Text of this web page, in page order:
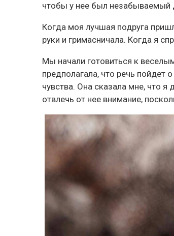
чтобы у нее был незабываемый
Когда моя лучшая подруга
руки и гримасничала. Когда я
Мы начали готовиться к
предполагала, что речь пойдет
чувства. Она сказала мне, что я
отвлечь от нее внимание,